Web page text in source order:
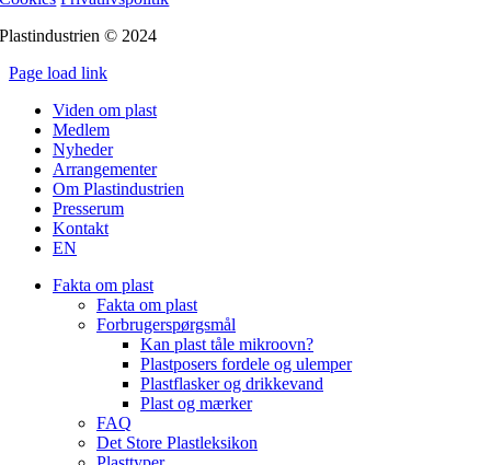
Plastindustrien © 2024
Page load link
Viden om plast
Medlem
Nyheder
Arrangementer
Om Plastindustrien
Presserum
Kontakt
EN
Fakta om plast
Fakta om plast
Forbrugerspørgsmål
Kan plast tåle mikroovn?
Plastposers fordele og ulemper
Plastflasker og drikkevand
Plast og mærker
FAQ
Det Store Plastleksikon